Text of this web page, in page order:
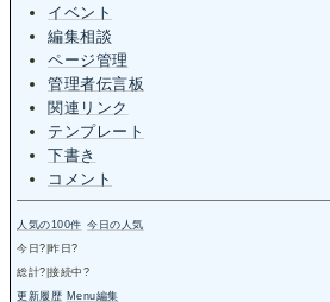
イベント
編集相談
ページ管理
管理者伝言板
関連リンク
テンプレート
下書き
コメント
人気の100件 今日の人気
今日? |昨日?
総計? |接続中 ?
更新履歴 Menu編集